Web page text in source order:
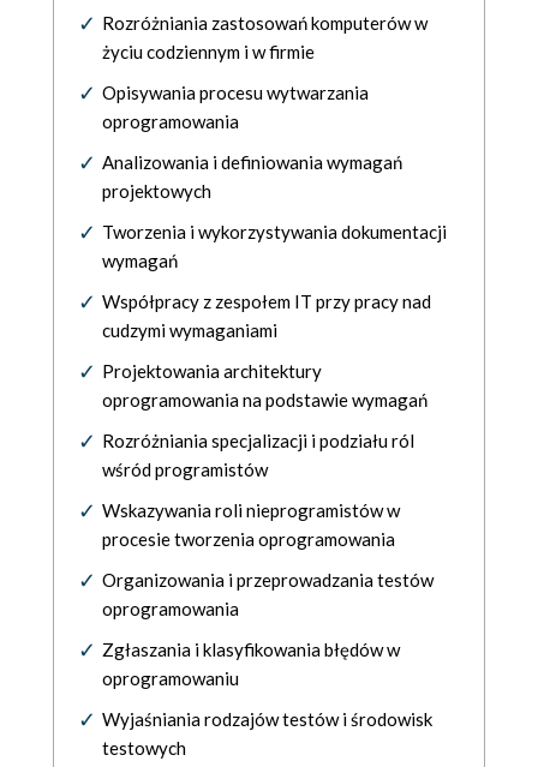
Rozróżniania zastosowań komputerów w
życiu codziennym i w firmie
Opisywania procesu wytwarzania
oprogramowania
Analizowania i definiowania wymagań
projektowych
Tworzenia i wykorzystywania dokumentacji
wymagań
Współpracy z zespołem IT przy pracy nad
cudzymi wymaganiami
Projektowania architektury
oprogramowania na podstawie wymagań
Rozróżniania specjalizacji i podziału ról
wśród programistów
Wskazywania roli nieprogramistów w
procesie tworzenia oprogramowania
Organizowania i przeprowadzania testów
oprogramowania
Zgłaszania i klasyfikowania błędów w
oprogramowaniu
Wyjaśniania rodzajów testów i środowisk
testowych